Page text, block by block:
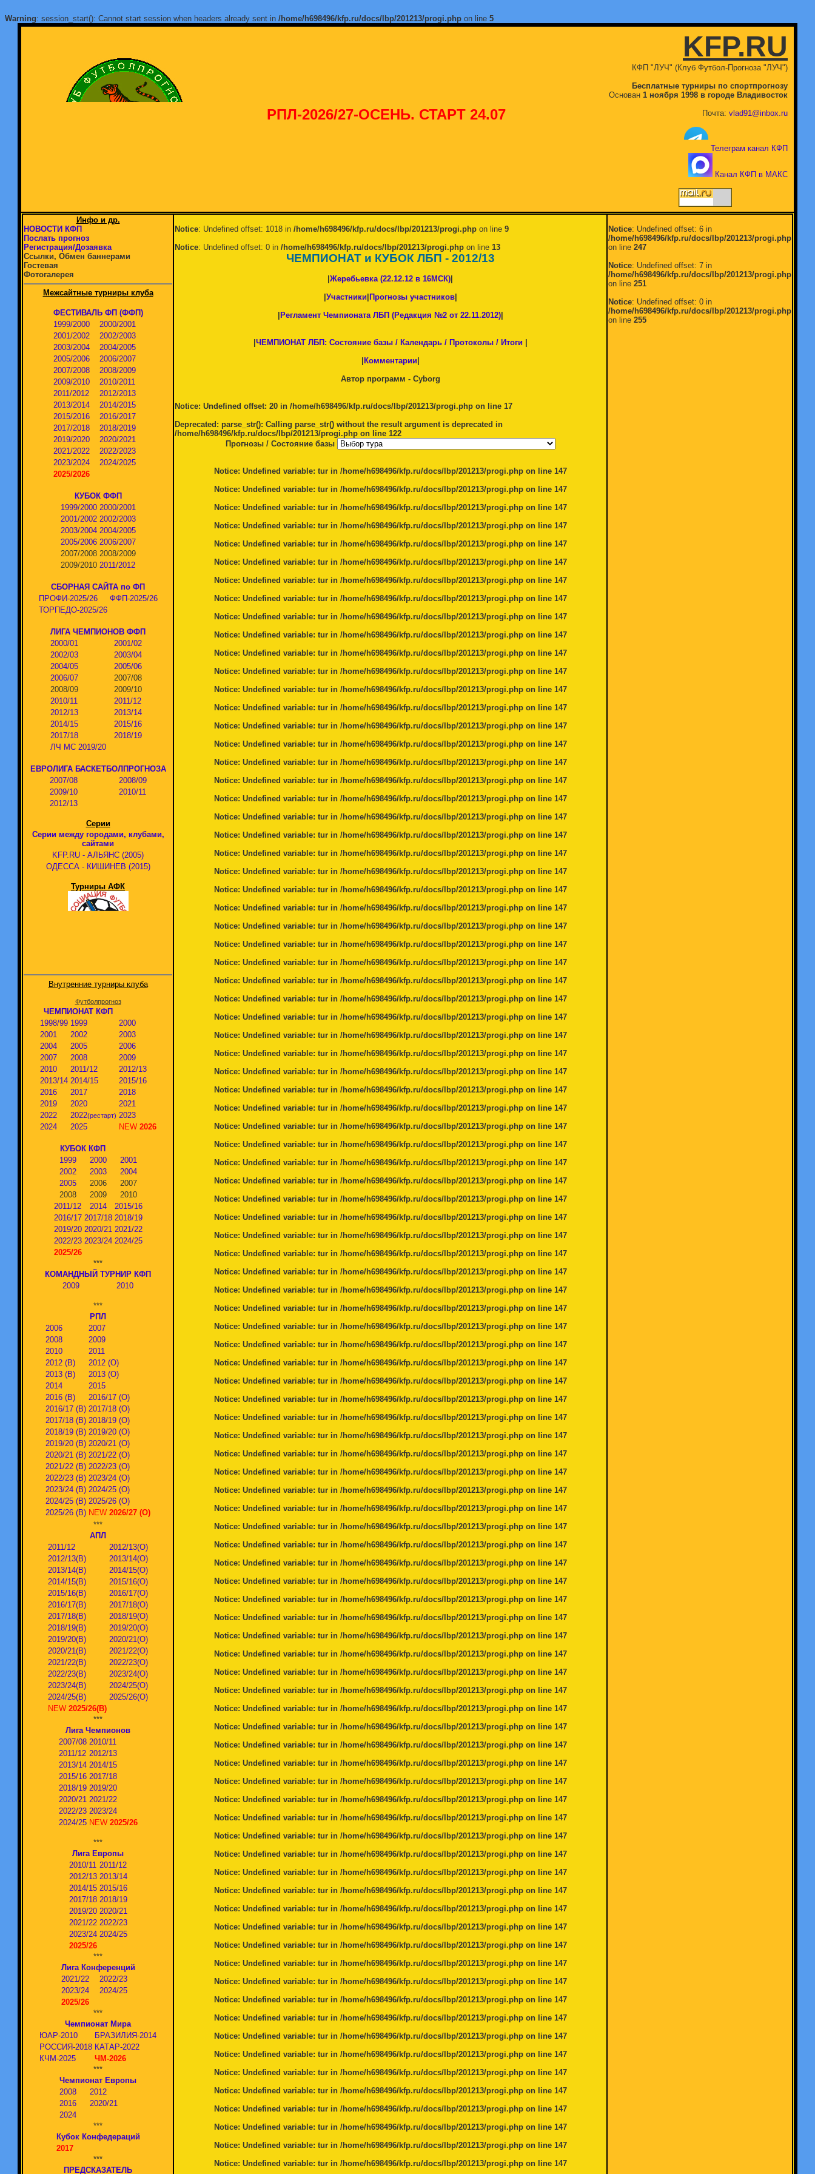
Warning: session_start(): Cannot start session when headers already sent in /home/h698496/kfp.ru/docs/lbp/201213/progi.php on line 5
РПЛ-2026/27-ОСЕНЬ. СТАРТ 24.07
KFP.RU
КФП "ЛУЧ" (Клуб Футбол-Прогноза "ЛУЧ")
Бесплатные турниры по спортпрогнозу
Основан 1 ноября 1998 в городе Владивосток
Почта: vlad91@inbox.ru
Телеграм канал КФП
Канал КФП в МАКС
Инфо и др.
НОВОСТИ КФП
Послать прогноз
Регистрация/Дозаявка
Ссылки, Обмен баннерами
Гостевая
Фотогалерея
Межсайтные турниры клуба
ФЕСТИВАЛЬ ФП (ФФП)
1999/2000
2000/2001
2001/2002
2002/2003
2003/2004
2004/2005
2005/2006
2006/2007
2007/2008
2008/2009
2009/2010
2010/2011
2011/2012
2012/2013
2013/2014
2014/2015
2015/2016
2016/2017
2017/2018
2018/2019
2019/2020
2020/2021
2021/2022
2022/2023
2023/2024
2024/2025
2025/2026
КУБОК ФФП
1999/2000 2000/2001
2001/2002 2002/2003
2003/2004 2004/2005
2005/2006 2006/2007
2007/2008 2008/2009
2009/2010 2011/2012
СБОРНАЯ САЙТА по ФП
ПРОФИ-2025/26
ФФП-2025/26
ТОРПЕДО-2025/26
ЛИГА ЧЕМПИОНОВ ФФП
2000/01
2001/02
2002/03
2003/04
2004/05
2005/06
2006/07
2007/08
2008/09
2009/10
2010/11
2011/12
2012/13
2013/14
2014/15
2015/16
2017/18
2018/19
ЛЧ МС 2019/20
ЕВРОЛИГА БАСКЕТБОЛПРОГНОЗА
2007/08
2008/09
2009/10
2010/11
2012/13
Серии
Серии между городами, клубами,
сайтами
KFP.RU - АЛЬЯНС (2005)
ОДЕССА - КИШИНЕВ (2015)
Турниры АФК
Внутренние турниры клуба
Футболпрогноз
ЧЕМПИОНАТ КФП
1998/99 1999
2000
2001
2002
2003
2004
2005
2006
2007
2008
2009
2010
2011/12
2012/13
2013/14 2014/15
2015/16
2016
2017
2018
2019
2020
2021
2022
2022(рестарт) 2023
2024
2025 NEW 2026
КУБОК КФП
1999
2000
2001
2002
2003
2004
2005
2006
2007
2008
2009
2010
2011/12
2014
2015/16
2016/17 2017/18 2018/19
2019/20 2020/21 2021/22
2022/23 2023/24 2024/25
2025/26
***
КОМАНДНЫЙ ТУРНИР КФП
2009
2010
***
РПЛ
2006
2007
2008
2009
2010
2011
2012 (В)
2012 (О)
2013 (В)
2013 (О)
2014
2015
2016 (В)
2016/17 (О)
2016/17 (В) 2017/18 (О)
2017/18 (В) 2018/19 (О)
2018/19 (В) 2019/20 (О)
2019/20 (В) 2020/21 (О)
2020/21 (В) 2021/22 (О)
2021/22 (В) 2022/23 (О)
2022/23 (В) 2023/24 (О)
2023/24 (В) 2024/25 (О)
2024/25 (В) 2025/26 (О)
2025/26 (В) NEW 2026/27 (О)
***
АПЛ
2011/12
2012/13(О)
2012/13(В)
2013/14(О)
2013/14(В)
2014/15(О)
2014/15(В)
2015/16(О)
2015/16(В)
2016/17(О)
2016/17(В)
2017/18(О)
2017/18(В)
2018/19(О)
2018/19(В)
2019/20(О)
2019/20(В)
2020/21(О)
2020/21(В)
2021/22(О)
2021/22(В)
2022/23(О)
2022/23(В)
2023/24(O)
2023/24(В)
2024/25(O)
2024/25(В)
2025/26(О)
NEW 2025/26(В)
***
Лига Чемпионов
2007/08 2010/11
2011/12 2012/13
2013/14 2014/15
2015/16 2017/18
2018/19 2019/20
2020/21 2021/22
2022/23 2023/24
2024/25 NEW 2025/26
***
Лига Европы
2010/11 2011/12
2012/13 2013/14
2014/15 2015/16
2017/18 2018/19
2019/20 2020/21
2021/22 2022/23
2023/24 2024/25
2025/26
***
Лига Конференций
2021/22
2022/23
2023/24
2024/25
2025/26
***
Чемпионат Мира
ЮАР-2010
БРАЗИЛИЯ-2014
РОССИЯ-2018 КАТАР-2022
КЧМ-2025
ЧМ-2026
***
Чемпионат Европы
2008
2012
2016
2020/21
2024
***
Кубок Конфедераций
2017
***
ПРЕДСКАЗАТЕЛЬ
Notice: Undefined offset: 1018 in /home/h698496/kfp.ru/docs/lbp/201213/progi.php on line 9
Notice: Undefined offset: 0 in /home/h698496/kfp.ru/docs/lbp/201213/progi.php on line 13
ЧЕМПИОНАТ и КУБОК ЛБП - 2012/13
Жеребьевка (22.12.12 в 16МСК)
Участники Прогнозы участников|
Регламент Чемпионата ЛБП (Редакция №2 от 22.11.2012)|
ЧЕМПИОНАТ ЛБП: Состояние базы / Календарь / Протоколы / Итоги
Комментарии
Автор программ - Cyborg
Notice: Undefined offset: 20 in /home/h698496/kfp.ru/docs/lbp/201213/progi.php on line 17
Deprecated : parse_str(): Calling parse_str() without the result argument is deprecated in
/home/h698496/kfp.ru/docs/lbp/201213/progi.php on line 122
Прогнозы / Состояние базы
Notice: Undefined variable: tur in /home/h698496/kfp.ru/docs/lbp/201213/progi.phpon line 147
Notice: Undefined variable: tur in /home/h698496/kfp.ru/docs/lbp/201213/progi.phpon line 147
Notice: Undefined variable: tur in /home/h698496/kfp.ru/docs/lbp/201213/progi.phpon line 147
Notice: Undefined variable: tur in /home/h698496/kfp.ru/docs/lbp/201213/progi.phpon line 147
Notice: Undefined variable: tur in /home/h698496/kfp.ru/docs/lbp/201213/progi.phpon line 147
Notice: Undefined variable: tur in /home/h698496/kfp.ru/docs/lbp/201213/progi.phpon line 147
Notice: Undefined variable: tur in /home/h698496/kfp.ru/docs/lbp/201213/progi.phpon line 147
Notice: Undefined variable: tur in /home/h698496/kfp.ru/docs/lbp/201213/progi.phpon line 147
Notice: Undefined variable: tur in /home/h698496/kfp.ru/docs/lbp/201213/progi.phpon line 147
Notice: Undefined variable: tur in /home/h698496/kfp.ru/docs/lbp/201213/progi.phpon line 147
Notice: Undefined variable: tur in /home/h698496/kfp.ru/docs/lbp/201213/progi.phpon line 147
Notice: Undefined variable: tur in /home/h698496/kfp.ru/docs/lbp/201213/progi.phpon line 147
Notice: Undefined variable: tur in /home/h698496/kfp.ru/docs/lbp/201213/progi.phpon line 147
Notice: Undefined variable: tur in /home/h698496/kfp.ru/docs/lbp/201213/progi.phpon line 147
Notice: Undefined variable: tur in /home/h698496/kfp.ru/docs/lbp/201213/progi.phpon line 147
Notice: Undefined variable: tur in /home/h698496/kfp.ru/docs/lbp/201213/progi.phpon line 147
Notice: Undefined variable: tur in /home/h698496/kfp.ru/docs/lbp/201213/progi.phpon line 147
Notice: Undefined variable: tur in /home/h698496/kfp.ru/docs/lbp/201213/progi.phpon line 147
Notice: Undefined variable: tur in /home/h698496/kfp.ru/docs/lbp/201213/progi.phpon line 147
Notice: Undefined variable: tur in /home/h698496/kfp.ru/docs/lbp/201213/progi.phpon line 147
Notice: Undefined variable: tur in /home/h698496/kfp.ru/docs/lbp/201213/progi.phpon line 147
Notice: Undefined variable: tur in /home/h698496/kfp.ru/docs/lbp/201213/progi.phpon line 147
Notice: Undefined variable: tur in /home/h698496/kfp.ru/docs/lbp/201213/progi.phpon line 147
Notice: Undefined variable: tur in /home/h698496/kfp.ru/docs/lbp/201213/progi.phpon line 147
Notice: Undefined variable: tur in /home/h698496/kfp.ru/docs/lbp/201213/progi.phpon line 147
Notice: Undefined variable: tur in /home/h698496/kfp.ru/docs/lbp/201213/progi.phpon line 147
Notice: Undefined variable: tur in /home/h698496/kfp.ru/docs/lbp/201213/progi.phpon line 147
Notice: Undefined variable: tur in /home/h698496/kfp.ru/docs/lbp/201213/progi.phpon line 147
Notice: Undefined variable: tur in /home/h698496/kfp.ru/docs/lbp/201213/progi.phpon line 147
Notice: Undefined variable: tur in /home/h698496/kfp.ru/docs/lbp/201213/progi.phpon line 147
Notice: Undefined variable: tur in /home/h698496/kfp.ru/docs/lbp/201213/progi.phpon line 147
Notice: Undefined variable: tur in /home/h698496/kfp.ru/docs/lbp/201213/progi.phpon line 147
Notice: Undefined variable: tur in /home/h698496/kfp.ru/docs/lbp/201213/progi.phpon line 147
Notice: Undefined variable: tur in /home/h698496/kfp.ru/docs/lbp/201213/progi.phpon line 147
Notice: Undefined variable: tur in /home/h698496/kfp.ru/docs/lbp/201213/progi.phpon line 147
Notice: Undefined variable: tur in /home/h698496/kfp.ru/docs/lbp/201213/progi.phpon line 147
Notice: Undefined variable: tur in /home/h698496/kfp.ru/docs/lbp/201213/progi.phpon line 147
Notice: Undefined variable: tur in /home/h698496/kfp.ru/docs/lbp/201213/progi.phpon line 147
Notice: Undefined variable: tur in /home/h698496/kfp.ru/docs/lbp/201213/progi.phpon line 147
Notice: Undefined variable: tur in /home/h698496/kfp.ru/docs/lbp/201213/progi.phpon line 147
Notice: Undefined variable: tur in /home/h698496/kfp.ru/docs/lbp/201213/progi.phpon line 147
Notice: Undefined variable: tur in /home/h698496/kfp.ru/docs/lbp/201213/progi.phpon line 147
Notice: Undefined variable: tur in /home/h698496/kfp.ru/docs/lbp/201213/progi.phpon line 147
Notice: Undefined variable: tur in /home/h698496/kfp.ru/docs/lbp/201213/progi.phpon line 147
Notice: Undefined variable: tur in /home/h698496/kfp.ru/docs/lbp/201213/progi.phpon line 147
Notice: Undefined variable: tur in /home/h698496/kfp.ru/docs/lbp/201213/progi.phpon line 147
Notice: Undefined variable: tur in /home/h698496/kfp.ru/docs/lbp/201213/progi.phpon line 147
Notice: Undefined variable: tur in /home/h698496/kfp.ru/docs/lbp/201213/progi.phpon line 147
Notice: Undefined variable: tur in /home/h698496/kfp.ru/docs/lbp/201213/progi.phpon line 147
Notice: Undefined variable: tur in /home/h698496/kfp.ru/docs/lbp/201213/progi.phpon line 147
Notice: Undefined variable: tur in /home/h698496/kfp.ru/docs/lbp/201213/progi.phpon line 147
Notice: Undefined variable: tur in /home/h698496/kfp.ru/docs/lbp/201213/progi.phpon line 147
Notice: Undefined variable: tur in /home/h698496/kfp.ru/docs/lbp/201213/progi.phpon line 147
Notice: Undefined variable: tur in /home/h698496/kfp.ru/docs/lbp/201213/progi.phpon line 147
Notice: Undefined variable: tur in /home/h698496/kfp.ru/docs/lbp/201213/progi.phpon line 147
Notice: Undefined variable: tur in /home/h698496/kfp.ru/docs/lbp/201213/progi.phpon line 147
Notice: Undefined variable: tur in /home/h698496/kfp.ru/docs/lbp/201213/progi.phpon line 147
Notice: Undefined variable: tur in /home/h698496/kfp.ru/docs/lbp/201213/progi.phpon line 147
Notice: Undefined variable: tur in /home/h698496/kfp.ru/docs/lbp/201213/progi.phpon line 147
Notice: Undefined variable: tur in /home/h698496/kfp.ru/docs/lbp/201213/progi.phpon line 147
Notice: Undefined variable: tur in /home/h698496/kfp.ru/docs/lbp/201213/progi.phpon line 147
Notice: Undefined variable: tur in /home/h698496/kfp.ru/docs/lbp/201213/progi.phpon line 147
Notice: Undefined variable: tur in /home/h698496/kfp.ru/docs/lbp/201213/progi.phpon line 147
Notice: Undefined variable: tur in /home/h698496/kfp.ru/docs/lbp/201213/progi.phpon line 147
Notice: Undefined variable: tur in /home/h698496/kfp.ru/docs/lbp/201213/progi.phpon line 147
Notice: Undefined variable: tur in /home/h698496/kfp.ru/docs/lbp/201213/progi.phpon line 147
Notice: Undefined variable: tur in /home/h698496/kfp.ru/docs/lbp/201213/progi.phpon line 147
Notice: Undefined variable: tur in /home/h698496/kfp.ru/docs/lbp/201213/progi.phpon line 147
Notice: Undefined variable: tur in /home/h698496/kfp.ru/docs/lbp/201213/progi.phpon line 147
Notice: Undefined variable: tur in /home/h698496/kfp.ru/docs/lbp/201213/progi.phpon line 147
Notice: Undefined variable: tur in /home/h698496/kfp.ru/docs/lbp/201213/progi.phpon line 147
Notice: Undefined variable: tur in /home/h698496/kfp.ru/docs/lbp/201213/progi.phpon line 147
Notice: Undefined variable: tur in /home/h698496/kfp.ru/docs/lbp/201213/progi.phpon line 147
Notice: Undefined variable: tur in /home/h698496/kfp.ru/docs/lbp/201213/progi.phpon line 147
Notice: Undefined variable: tur in /home/h698496/kfp.ru/docs/lbp/201213/progi.phpon line 147
Notice: Undefined variable: tur in /home/h698496/kfp.ru/docs/lbp/201213/progi.phpon line 147
Notice: Undefined variable: tur in /home/h698496/kfp.ru/docs/lbp/201213/progi.phpon line 147
Notice: Undefined variable: tur in /home/h698496/kfp.ru/docs/lbp/201213/progi.phpon line 147
Notice: Undefined variable: tur in /home/h698496/kfp.ru/docs/lbp/201213/progi.phpon line 147
Notice: Undefined variable: tur in /home/h698496/kfp.ru/docs/lbp/201213/progi.phpon line 147
Notice: Undefined variable: tur in /home/h698496/kfp.ru/docs/lbp/201213/progi.phpon line 147
Notice: Undefined variable: tur in /home/h698496/kfp.ru/docs/lbp/201213/progi.phpon line 147
Notice: Undefined variable: tur in /home/h698496/kfp.ru/docs/lbp/201213/progi.phpon line 147
Notice: Undefined variable: tur in /home/h698496/kfp.ru/docs/lbp/201213/progi.phpon line 147
Notice: Undefined variable: tur in /home/h698496/kfp.ru/docs/lbp/201213/progi.phpon line 147
Notice: Undefined variable: tur in /home/h698496/kfp.ru/docs/lbp/201213/progi.phpon line 147
Notice: Undefined variable: tur in /home/h698496/kfp.ru/docs/lbp/201213/progi.phpon line 147
Notice: Undefined variable: tur in /home/h698496/kfp.ru/docs/lbp/201213/progi.phpon line 147
Notice: Undefined variable: tur in /home/h698496/kfp.ru/docs/lbp/201213/progi.phpon line 147
Notice: Undefined variable: tur in /home/h698496/kfp.ru/docs/lbp/201213/progi.phpon line 147
Notice: Undefined variable: tur in /home/h698496/kfp.ru/docs/lbp/201213/progi.phpon line 147
Notice: Undefined variable: tur in /home/h698496/kfp.ru/docs/lbp/201213/progi.phpon line 147
Notice: Undefined variable: tur in /home/h698496/kfp.ru/docs/lbp/201213/progi.phpon line 147
Notice: Undefined variable: tur in /home/h698496/kfp.ru/docs/lbp/201213/progi.phpon line 147
Notice: Undefined offset: 6 in
/home/h698496/kfp.ru/docs/lbp/201213/progi.php
on line 247
Notice: Undefined offset: 7 in
/home/h698496/kfp.ru/docs/lbp/201213/progi.php
on line 251
Notice: Undefined offset: 0 in
/home/h698496/kfp.ru/docs/lbp/201213/progi.php
on line 255